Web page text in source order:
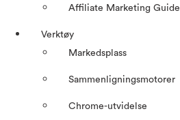
Affiliate Marketing Guide
Verktøy
Markedsplass
Sammenligningsmotorer
Chrome-utvidelse